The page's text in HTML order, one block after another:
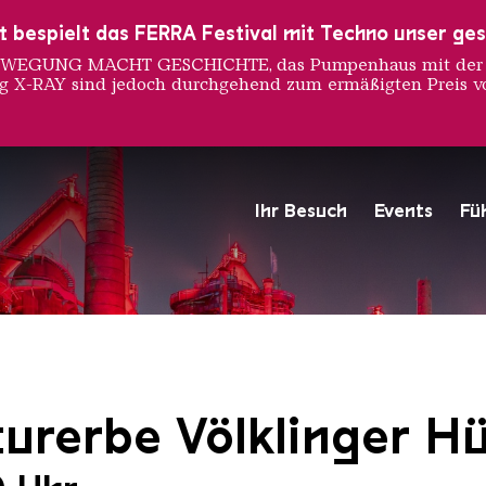
Ihr Besuch Events
Hochofengruppe in Rot
Copyright: Weltkulturerbe
Völklinger
bespielt das FERRA Festival mit Techno unser
MACHT GESCHICHTE, das Pumpenhaus mit
RAY sind jedoch durchgehend zum ermäßigten Preis